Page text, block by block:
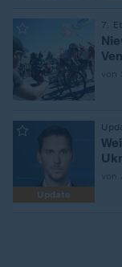
7.
:
Update
: